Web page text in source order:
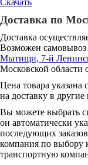
Скачать
Доставка по
Доставка
Возможен самовывоз
Мытищи, 7-й
Московской области
Цена товара указана
на доставку в другие
Вы можете выбрать
он автоматически
последующих
компания по выбору
транспортную